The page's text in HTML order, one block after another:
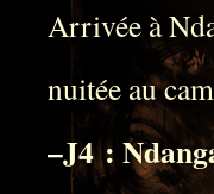
Arrivée à
nuitée au
–J4 :